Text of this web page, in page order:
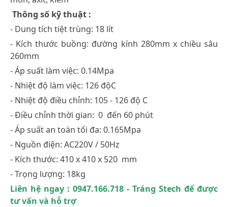
Thông số kỹ thuật :
- Dung tích tiệt trùng: 18 lít
- Kích thước buồng: đường kính 280mm x chiều sâu
260mm
- Áp suất làm việc: 0.14Mpa
- Nhiệt độ làm việc: 126 độC
- Nhiệt độ điều chỉnh: 105 - 126 độ C
- Điều chỉnh thời gian: 0 đến 60 phút
- Áp suất an toàn tối đa: 0.165Mpa
- Nguồn điện: AC220V / 50Hz
- Kích thước: 410 x 410 x 520 mm
- Trọng lượng: 18kg
Liên hệ ngay : 0947.166.718 - Tráng Stech để được
tư vấn và hỗ trợ